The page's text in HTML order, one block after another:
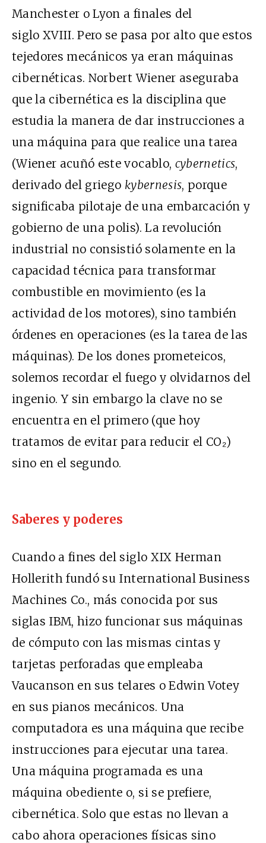
Manchester o Lyon a finales del
siglo XVIII. Pero se pasa por alto que estos
tejedores mecánicos ya eran máquinas
cibernéticas. Norbert Wiener aseguraba
que la cibernética es la disciplina que
estudia la manera de dar instrucciones a
una máquina para que realice una tarea
(Wiener acuñó este vocablo, cybernetics,
derivado del griego kybernesis, porque
significaba pilotaje de una embarcación y
gobierno de una polis). La revolución
industrial no consistió solamente en la
capacidad técnica para transformar
combustible en movimiento (es la
actividad de los motores), sino también
órdenes en operaciones (es la tarea de las
máquinas). De los dones prometeicos,
solemos recordar el fuego y olvidarnos del
ingenio. Y sin embargo la clave no se
encuentra en el primero (que hoy
tratamos de evitar para reducir el CO₂)
sino en el segundo.
Saberes y poderes
Cuando a fines del siglo XIX Herman
Hollerith fundó su International Business
Machines Co., más conocida por sus
siglas IBM, hizo funcionar sus máquinas
de cómputo con las mismas cintas y
tarjetas perforadas que empleaba
Vaucanson en sus telares o Edwin Votey
en sus pianos mecánicos. Una
computadora es una máquina que recibe
instrucciones para ejecutar una tarea.
Una máquina programada es una
máquina obediente o, si se prefiere,
cibernética. Solo que estas no llevan a
cabo ahora operaciones físicas sino